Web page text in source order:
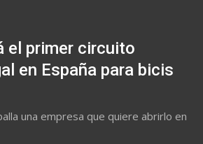
el primer circuito
en España para bicis
una empresa que quiere abrirlo en